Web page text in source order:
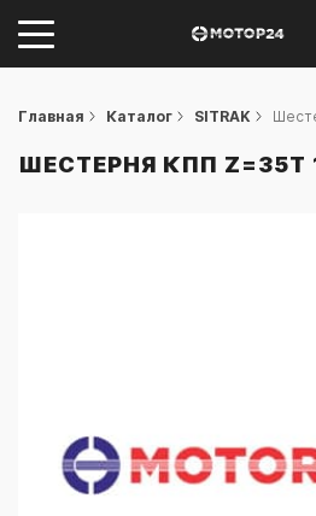
Главная Каталог SITRAK
ШЕСТЕРНЯ КПП Z=35T